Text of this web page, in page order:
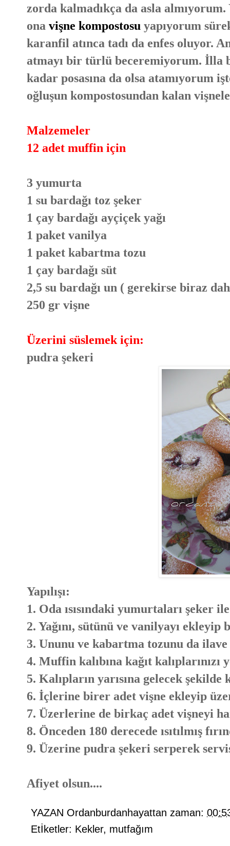
zorda kalmadıkça da asla
ona vişne kompostosu yapıyorum
karanfil atınca tadı da enfes oluyor.
atmayı bir türlü beceremiyorum. İlla
kadar posasına da olsa atamıyorum
oğluşun kompostosundan kalan
Malzemeler
12 adet muffin için
3 yumurta
1 su bardağı toz şeker
1 çay bardağı ayçiçek yağı
1 paket vanilya
1 paket kabartma tozu
1 çay bardağı süt
2,5 su bardağı un ( gerekirse biraz
250 gr vişne
Üzerini süslemek için:
pudra şekeri
Yapılışı:
1. Oda ısısındaki yumurtaları şeker
2. Yağını, sütünü ve vanilyayı ekleyip
3. Ununu ve kabartma tozunu da
4. Muffin kalıbına kağıt kalıplarınızı
5. Kalıpların yarısına gelecek şekilde
6. İçlerine birer adet vişne ekleyip
7. Üzerlerine de birkaç adet vişneyi
8. Önceden 180 derecede ısıtılmış
9. Üzerine pudra şekeri serperek
Afiyet olsun....
YAZAN Ordanburdanhayattan zaman:
Etİketler: Kekler, mutfağım